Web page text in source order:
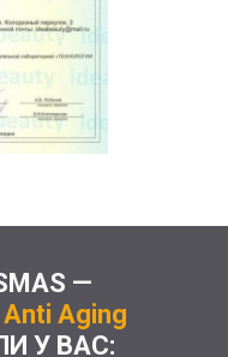
—
Аnti Aging
У ВАС: